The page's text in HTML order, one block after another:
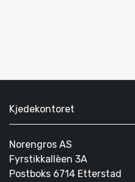
Kjedekontoret
Norengros AS
Fyrstikkallèen 3A
Postboks 6714 Etterstad